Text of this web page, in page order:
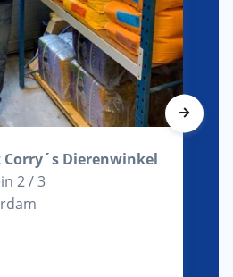
Dierenwinkel
2 / 3